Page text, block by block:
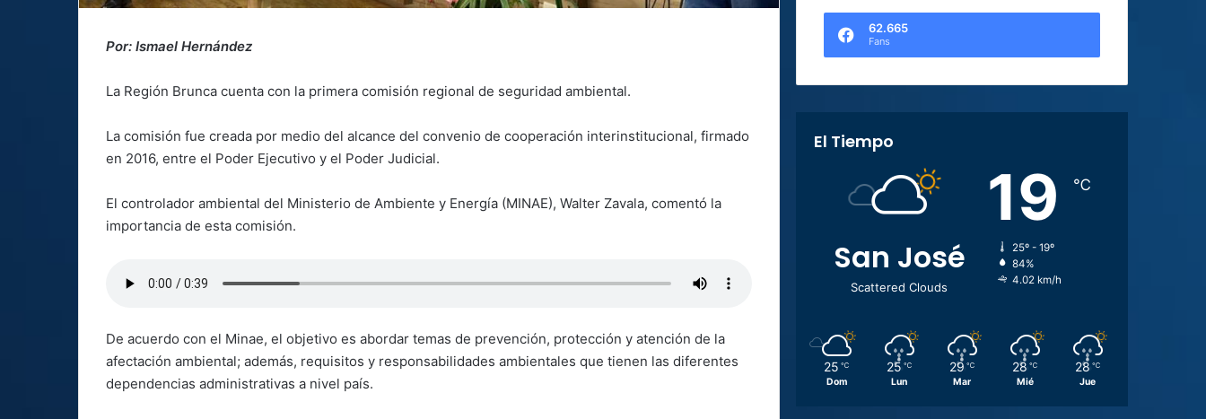
Por: Ismael Hernández
La Región Brunca cuenta con la primera comisión regional de seguridad ambiental.
La comisión fue creada por medio del alcance del convenio de cooperación interinstitucional, firmado
en 2016, entre el Poder Ejecutivo y el Poder Judicial.
El controlador ambiental del Ministerio de Ambiente y Energía (MINAE), Walter Zavala, comentó la
importancia de esta comisión.
De acuerdo con el Minae, el objetivo es abordar temas de prevención, protección y atención de la
afectación ambiental; además, requisitos y responsabilidades ambientales que tienen las diferentes
dependencias administrativas a nivel país.
62.665
Fans
El Tiempo
San José
Scattered Clouds
19 ℃
25º - 19º
84%
4.02 km/h
25 ℃
Dom
25 ℃
Lun
29 ℃
Mar
28 ℃
Mié
28 ℃
Jue